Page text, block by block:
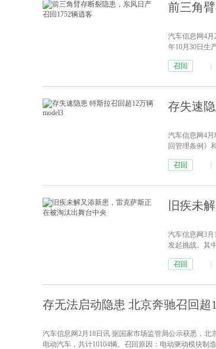
前三角
汽车信息网4月
年10月30日生
安全隐患。处
召回
存失速
汽车信息网4
回管理条例》
辆（其中进口
召回
旧疾未
汽车信息网3
发起挑战。其
牌全新中型轿
召回
存无法启动隐患 北京奔驰召回超
汽车信息网2月18日讯 据国家市场监管局公示获悉，北
电动汽车，共计10104辆。召回原因：电动驱动模块